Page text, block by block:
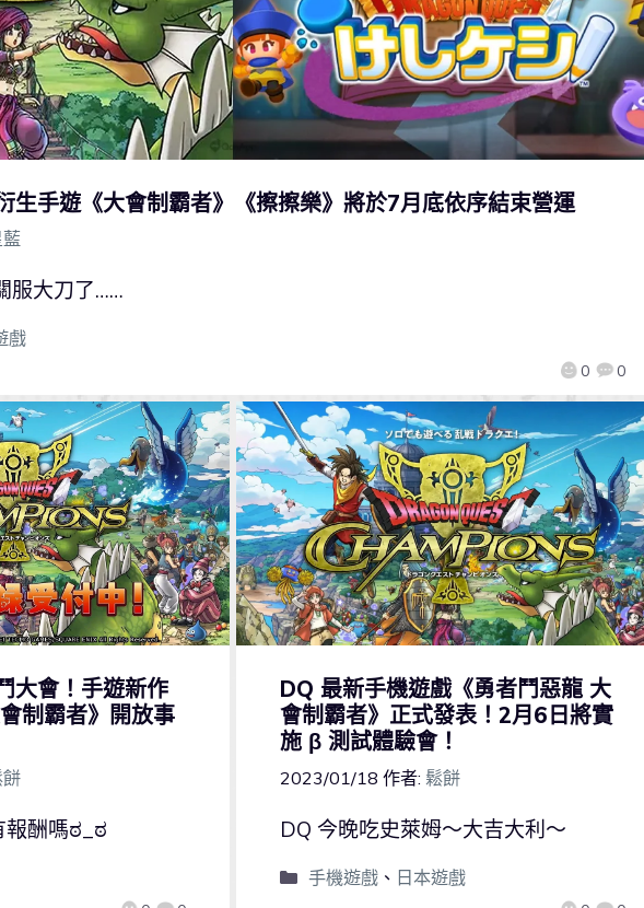
生手遊《大會制霸者》《擦擦樂》將於7月底依序結束營運
藍
0 0
服大刀了……
戲
大會！手遊新作
制霸者》開放事
餅
報酬嗎ಠ_ಠ
DQ 最新手機遊戲《勇者鬥惡龍 大
會制霸者》正式發表！2月6日將實
施 β 測試體驗會！
2023/01/18 作者: 鬆餅
DQ 今晚吃史萊姆～大吉大利～
手機遊戲、 日本遊戲